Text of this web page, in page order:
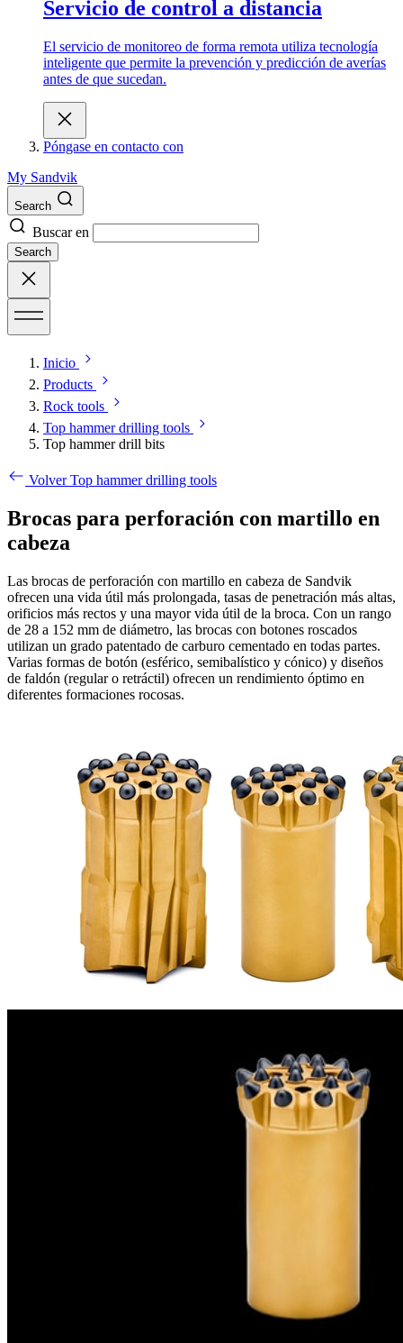
Servicio de control a distancia
El servicio de monitoreo de forma remota utiliza tecnología
inteligente que permite la prevención y predicción de averías
antes de que sucedan.
Póngase en contacto con
My Sandvik
Search
Buscar en
Search
Inicio
Products
Rock tools
Top hammer drilling tools
Top hammer drill bits
Volver Top hammer drilling tools
Brocas para perforación con martillo en
cabeza
Las brocas de perforación con martillo en cabeza de Sandvik
ofrecen una vida útil más prolongada, tasas de penetración más altas,
orificios más rectos y una mayor vida útil de la broca. Con un rango
de 28 a 152 mm de diámetro, las brocas con botones roscados
utilizan un grado patentado de carburo cementado en todas partes.
Varias formas de botón (esférico, semibalístico y cónico) y diseños
de faldón (regular o retráctil) ofrecen un rendimiento óptimo en
diferentes formaciones rocosas.